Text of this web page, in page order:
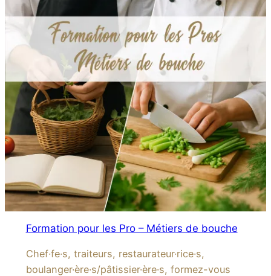
Formation pour les Pro – Métiers de bouche
Chef·fe·s, traiteurs, restaurateur·rice·s,
boulanger·ère·s/pâtissier·ère·s, formez-vous